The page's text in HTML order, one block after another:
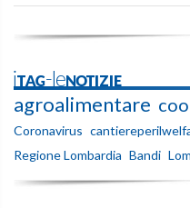
iTAG-leNOTIZIE
agroalimentare
Coronavirus
Regione Lombardia Bandi